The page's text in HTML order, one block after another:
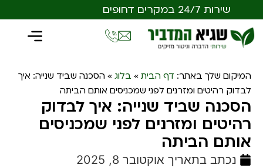
שירות 24/7 במקרים דחופים
המיקום שלך באתר: דף הבית » בלוג » הסכנה שביד שנייה: איך
לבדוק רהיטים ומזרנים לפני שמכניסים אותם הביתה
הסכנה שביד שנייה: איך לבדוק
רהיטים ומזרנים לפני שמכניסים
אותם הביתה
נכתב בתאריך אוקטובר 8, 2025